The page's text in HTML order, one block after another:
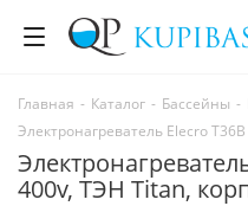
Главная - Каталог - Бассейны -
Электронагреватель Elecro
400v, ТЭН Titan,